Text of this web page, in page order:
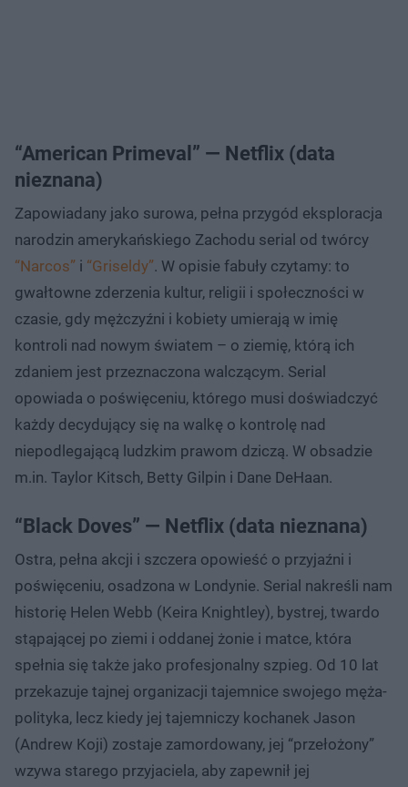
“American Primeval” — Netflix (data
nieznana)
Zapowiadany jako surowa, pełna przygód eksploracja
narodzin amerykańskiego Zachodu serial od twórcy
“Narcos” i “Griseldy”. W opisie fabuły czytamy: to
gwałtowne zderzenia kultur, religii i społeczności w
czasie, gdy mężczyźni i kobiety umierają w imię
kontroli nad nowym światem – o ziemię, którą ich
zdaniem jest przeznaczona walczącym. Serial
opowiada o poświęceniu, którego musi doświadczyć
każdy decydujący się na walkę o kontrolę nad
niepodlegającą ludzkim prawom dziczą. W obsadzie
m.in. Taylor Kitsch, Betty Gilpin i Dane DeHaan.
“Black Doves” — Netflix (data nieznana)
Ostra, pełna akcji i szczera opowieść o przyjaźni i
poświęceniu, osadzona w Londynie. Serial nakreśli nam
historię Helen Webb (Keira Knightley), bystrej, twardo
stąpającej po ziemi i oddanej żonie i matce, która
spełnia się także jako profesjonalny szpieg. Od 10 lat
przekazuje tajnej organizacji tajemnice swojego męża-
polityka, lecz kiedy jej tajemniczy kochanek Jason
(Andrew Koji) zostaje zamordowany, jej “przełożony”
wzywa starego przyjaciela, aby zapewnił jej